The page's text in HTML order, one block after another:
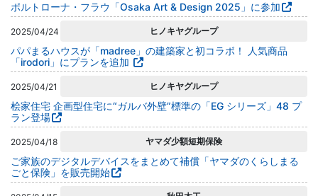
ポルトローナ・フラウ「Osaka Art & Design 2025」に参加
2025/04/24 ヒノキヤグループ
パパまるハウスが「madree」の建築家と初コラボ！ 人気商品
「irodori」にプランを追加
2025/04/21 ヒノキヤグループ
桧家住宅 企画型住宅に“ガルバ外壁”標準の「EG シリーズ」48 プ
ラン登場
2025/04/18 ヤマダ少額短期保険
ご家族のデジタルデバイスをまとめて補償「ヤマダのくらしまる
ごと保険」を販売開始